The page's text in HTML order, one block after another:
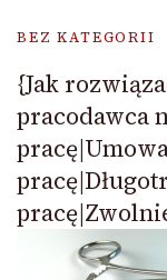
BEZ KATEGORII
{Jak
pracodawca